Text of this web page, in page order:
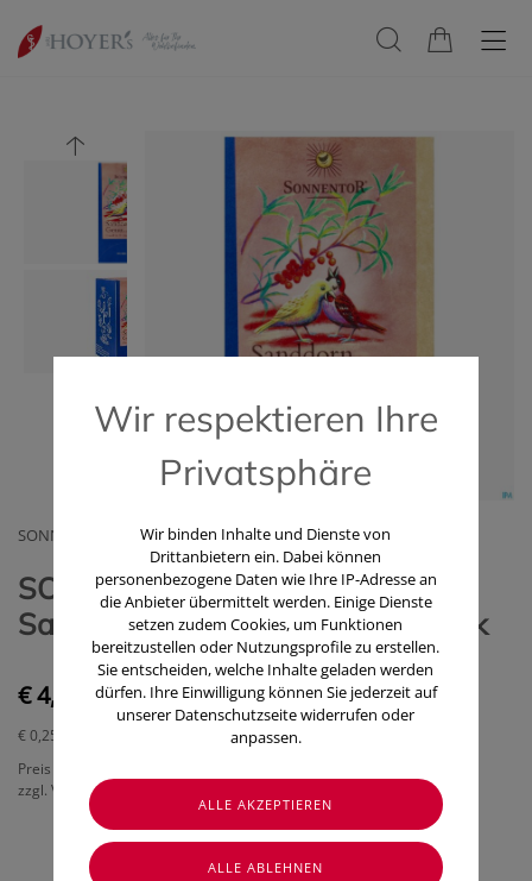
SONNENTOR KRAEUTERHANDELSGMBH
SONNENTOR Fruechtetee/bio
Sanddorn Genuss 02536 18 Stück
€ 4,50
€ 0,25
Preis inkl. MwSt.
zzgl. Versandkosten
Wir respektieren Ihre
Privatsphäre
Wir binden Inhalte und Dienste von
Drittanbietern ein. Dabei können
personenbezogene Daten wie Ihre IP-Adresse an
die Anbieter übermittelt werden. Einige Dienste
setzen zudem Cookies, um Funktionen
bereitzustellen oder Nutzungsprofile zu erstellen.
Sie entscheiden, welche Inhalte geladen werden
dürfen. Ihre Einwilligung können Sie jederzeit auf
unserer Datenschutzseite widerrufen oder
anpassen.